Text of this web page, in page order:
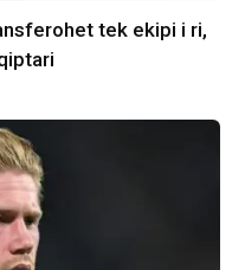
tek ekipi i ri,